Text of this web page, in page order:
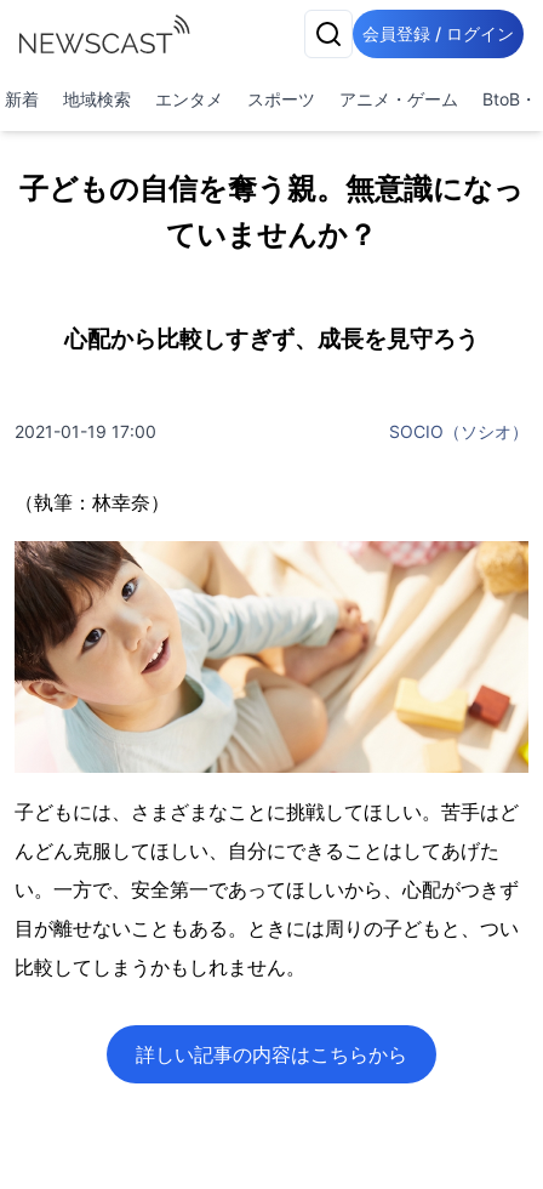
会員登録 / ログイン
新着 地域検索 エンタメ スポーツ アニメ・ゲーム BtoB・
子どもの自信を奪う親。無意識になっ
ていませんか？
心配から比較しすぎず、成長を見守ろう
2021-01-19 17:00 SOCIO（ソシオ）
（執筆：林幸奈）
子どもには、さまざまなことに挑戦してほしい。苦手はど
んどん克服してほしい、自分にできることはしてあげた
い。一方で、安全第一であってほしいから、心配がつきず
目が離せないこともある。ときには周りの子どもと、つい
比較してしまうかもしれません。
詳しい記事の内容はこちらから